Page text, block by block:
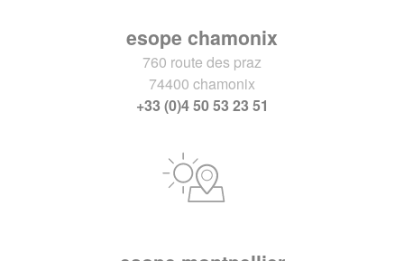
esope chamonix
760 route des praz
74400 chamonix
+33 (0)4 50 53 23 51